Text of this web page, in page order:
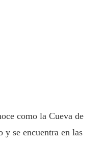
como la Cueva de
se encuentra en las